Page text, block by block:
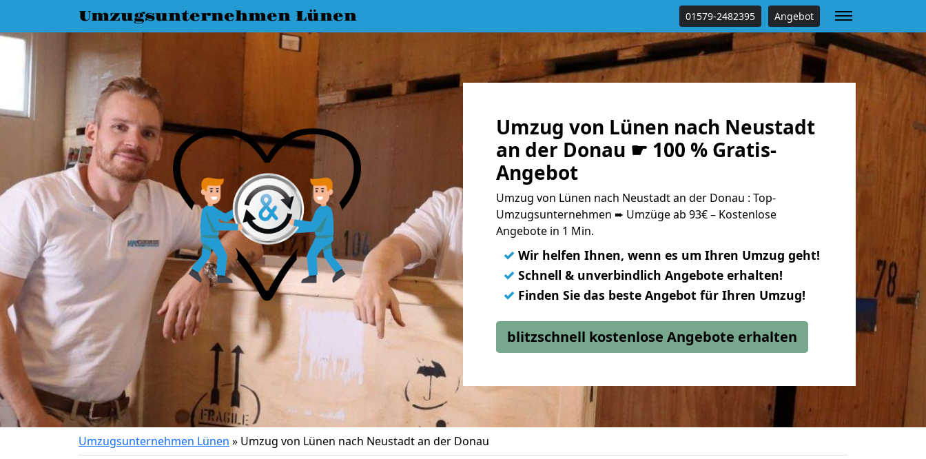
Umzugsunternehmen Lünen 01579-2482395 Angebot
Umzug von Lünen nach Neustadt
an der Donau ☛ 100 % Gratis-
Angebot
Umzug von Lünen nach Neustadt an der Donau : Top-
Umzugsunternehmen ➨ Umzüge ab 93€ – Kostenlose
Angebote in 1 Min.
✓ Wir helfen Ihnen, wenn es um Ihren Umzug geht!
✓ Schnell & unverbindlich Angebote erhalten!
✓ Finden Sie das beste Angebot für Ihren Umzug!
blitzschnell kostenlose Angebote erhalten
Umzugsunternehmen Lünen » Umzug von Lünen nach Neustadt an der Donau